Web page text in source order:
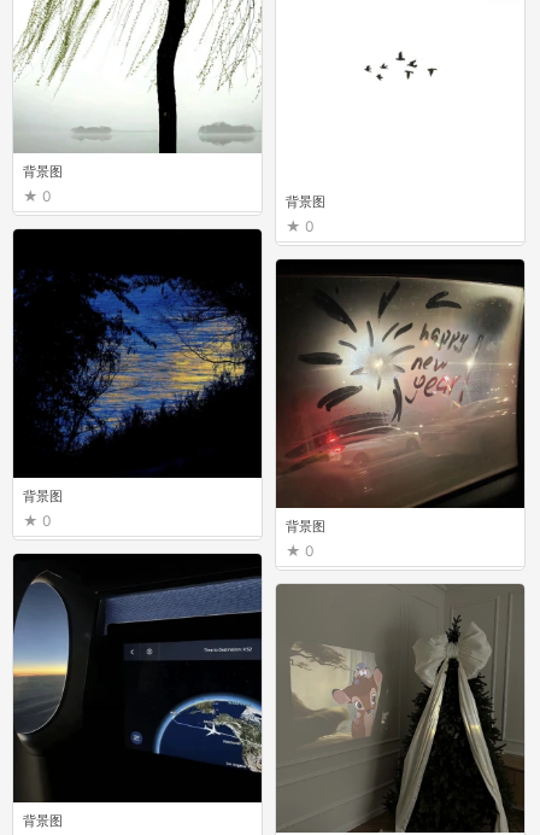
背景图
0
背景图
背景图
0 背景图
0
背景图
0